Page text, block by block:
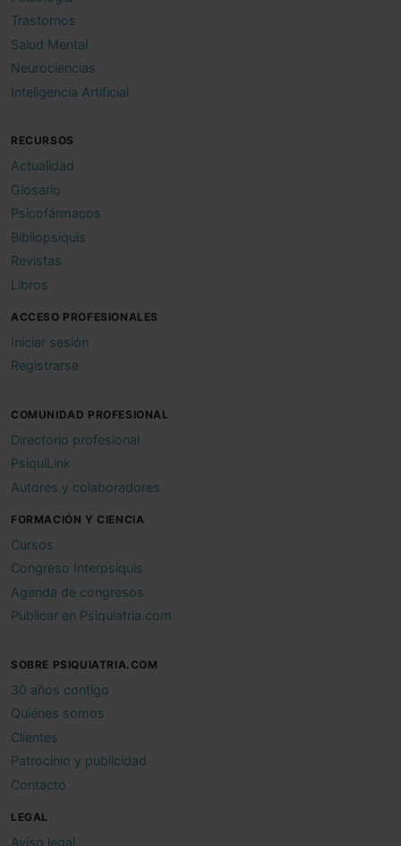
Trastornos
Salud Mental
Neurociencias
Inteligencia Artificial
RECURSOS
Actualidad
Glosario
Psicofármacos
Bibliopsiquis
Revistas
Libros
ACCESO PROFESIONALES
Iniciar sesión
Registrarse
COMUNIDAD PROFESIONAL
Directorio profesional
PsiquiLink
Autores y colaboradores
FORMACIÓN Y CIENCIA
Cursos
Congreso Interpsiquis
Agenda de congresos
Publicar en Psiquiatria.com
SOBRE PSIQUIATRIA.COM
30 años contigo
Quiénes somos
Clientes
Patrocinio y publicidad
Contacto
LEGAL
Aviso legal